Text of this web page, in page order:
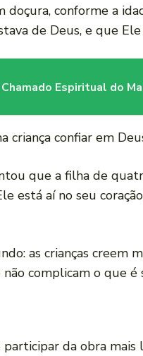
doçura, conforme a
de Deus, e que
Espiritual do
criança confiar em
que a filha de
está aí no seu
as crianças creem
complicam o que é
da obra